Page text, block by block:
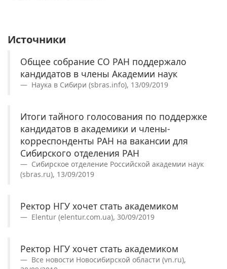
Источники
Общее собрание СО РАН поддержало
кандидатов в члены Академии наук
Наука в Сибири (sbras.info), 13/09/2019
Итоги тайного голосования по поддержке
кандидатов в академики и члены-
корреспонденты РАН на вакансии для
Сибирского отделения РАН
Сибирское отделение Российской академии наук
(sbras.ru), 13/09/2019
Ректор НГУ хочет стать академиком
Elentur (elentur.com.ua), 30/09/2019
Ректор НГУ хочет стать академиком
Все новости Новосибирской области (vn.ru),